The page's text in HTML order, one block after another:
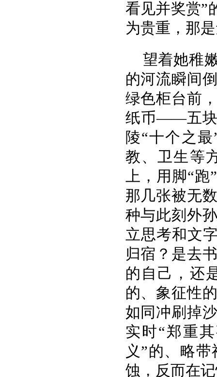
看见并奖赏”
为贵重，那
望着她稚
的河流瞬间
绿色柜台前
纸币——五块
陵“十个之
教、卫生等
上，用脚“跑
那几张被无
种与此刻外
立思考和文
归宿？是去
的自己，还
的、象征性
如同冲刷掉
实时“郑重
义”的、略
蚀，反而在